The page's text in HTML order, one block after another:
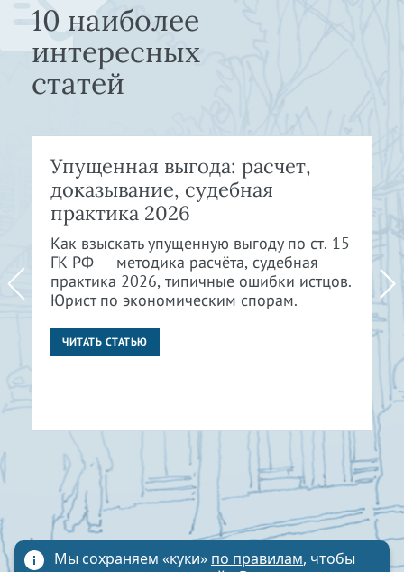
10 наиболее
интересных
статей
Упущенная выгода: расчет,
доказывание, судебная
практика 2026
Как взыскать упущенную выгоду по ст. 15
ГК РФ — методика расчёта, судебная
практика 2026, типичные ошибки истцов.
Юрист по экономическим спорам.
ЧИТАТЬ СТАТЬЮ
Мы сохраняем «куки» по правилам, чтобы